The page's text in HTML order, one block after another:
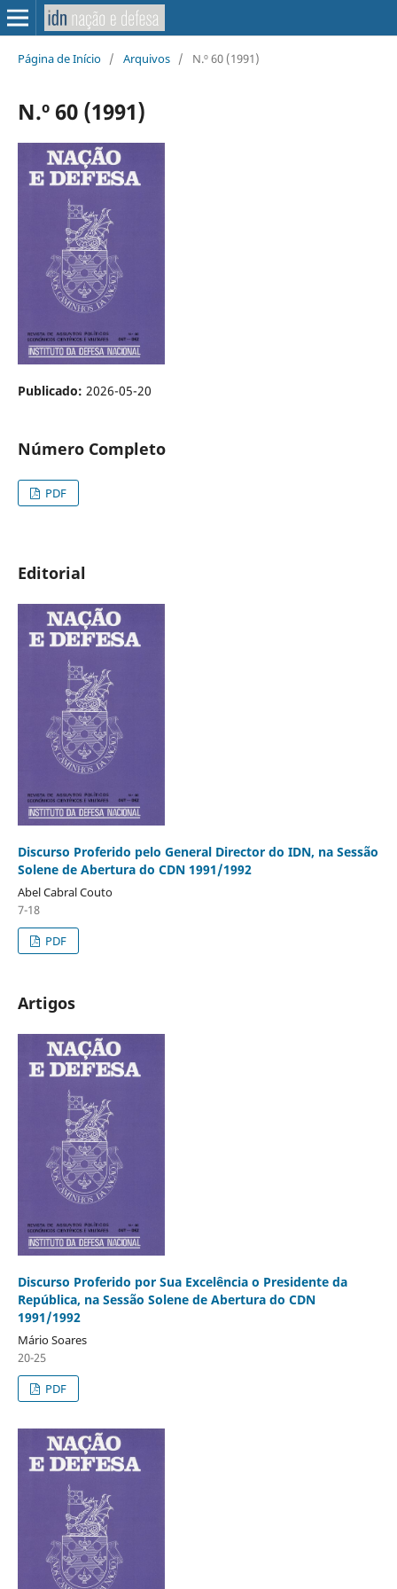
Página de Início / Arquivos / N.º 60 (1991)
N.º 60 (1991)
Publicado: 2026-05-20
Número Completo
PDF
Editorial
Discurso Proferido pelo General Director do IDN, na Sessão
Solene de Abertura do CDN 1991/1992
Abel Cabral Couto
7-18
PDF
Artigos
Discurso Proferido por Sua Excelência o Presidente da
República, na Sessão Solene de Abertura do CDN
1991/1992
Mário Soares
20-25
PDF